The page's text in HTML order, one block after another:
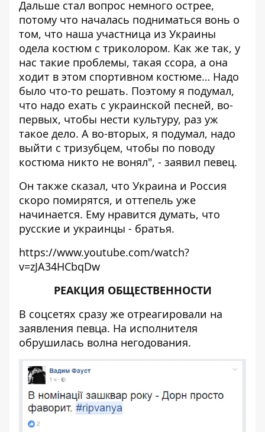
Дальше стал вопрос немного острее,
потому что началась подниматься вонь о
том, что наша участница из Украины
одела костюм с триколором. Как же так, у
нас такие проблемы, такая ссора, а она
ходит в этом спортивном костюме… Надо
было что-то решать. Поэтому я подумал,
что надо ехать с украинской песней, во-
первых, чтобы нести культуру, раз уж
такое дело. А во-вторых, я подумал, надо
выйти с тризубцем, чтобы по поводу
костюма никто не вонял", - заявил певец.
Он также сказал, что Украина и Россия
скоро помирятся, и оттепель уже
начинается. Ему нравится думать, что
русские и украинцы - братья.
https://www.youtube.com/watch?
v=zJA34HCbqDw
РЕАКЦИЯ ОБЩЕСТВЕННОСТИ
В соцсетях сразу же отреагировали на
заявления певца. На исполнителя
обрушилась волна негодования.